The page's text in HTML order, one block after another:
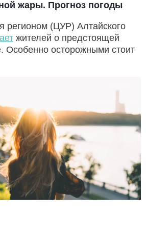
жары. Прогноз погоды
регионом (ЦУР) Алтайского
жителей о предстоящей
Особенно осторожными стоит